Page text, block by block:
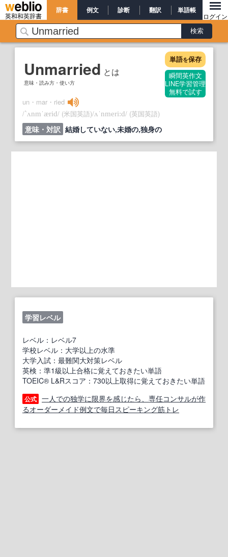
英和和英辞書
辞書 例文 診断 翻訳 単語帳
ログイン
Unmarried とは
意味・読み方・使い方
単語を保存
瞬間英作文
LINE学習管理
無料で試す
un・mar・ried
/`ʌnmˈærid/ (米国英語)/ʌˈnmeri:d/ (英国英語)
意味・対訳 結婚していない,未婚の,独身の
学習レベル
レベル：レベル7
学校レベル：大学以上の水準
大学入試：最難関大対策レベル
英検：準1級以上合格に覚えておきたい単語
TOEIC® L&Rスコア：730以上取得に覚えておきたい単語
公式 一人での独学に限界を感じたら、専任コンサルが作
るオーダーメイド例文で毎日スピーキング筋トレ